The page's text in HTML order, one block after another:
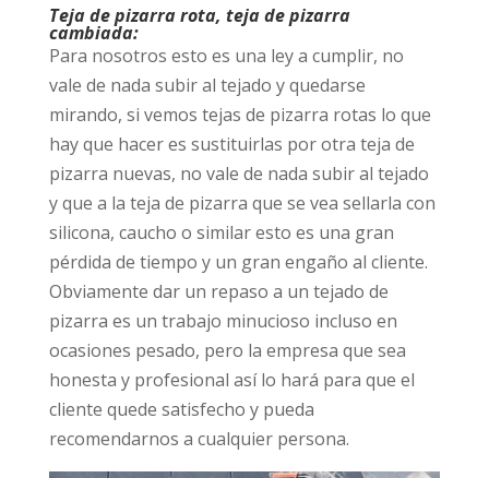
Teja de pizarra rota, teja de pizarra
cambiada:
Para nosotros esto es una ley a cumplir, no
vale de nada subir al tejado y quedarse
mirando, si vemos tejas de pizarra rotas lo que
hay que hacer es sustituirlas por otra teja de
pizarra nuevas, no vale de nada subir al tejado
y que a la teja de pizarra que se vea sellarla con
silicona, caucho o similar esto es una gran
pérdida de tiempo y un gran engaño al cliente.
Obviamente dar un repaso a un tejado de
pizarra es un trabajo minucioso incluso en
ocasiones pesado, pero la empresa que sea
honesta y profesional así lo hará para que el
cliente quede satisfecho y pueda
recomendarnos a cualquier persona.